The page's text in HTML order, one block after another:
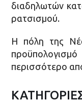
διαδηλωτών
ρατσισμού.
Η πόλη της
περισσότερο